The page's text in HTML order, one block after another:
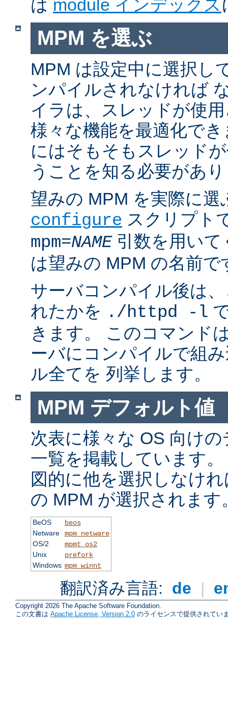
は module インデックス
MPM を選ぶ
MPM は設定中に選択し
ンパイルされなければ
イラは、スレッドが使
様々な機能を最適化で
にはそもそもスレッド
うことを知る必要があ
望みの MPM を実際に選
configure スクリプト
mpm=NAME引数を用い
は望みの MPM の名前で
サーバコンパイル後は
れたかを ./httpd -l
きます。 このコマンド
ーバにコンパイルで組
ル全てを 列挙します。
MPM デフォルト値
次表に様々な OS 向け
一覧を掲載しています
図的に他を選択しなけ
の MPM が選択されます
BeOS
beos
Netware
mpm_netware
OS/2
mpmt_os2
Unix
prefork
Windows mpm_winnt
翻訳済み言語: de |
Copyright 2026 The Apache Software Foundation.
この文書は Apache License, Version 2.0 のライセンスで提供されてい